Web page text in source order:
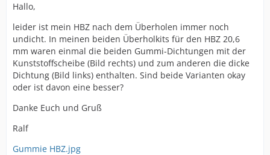
Hallo,
leider ist mein HBZ nach dem Überholen immer noch
undicht. In meinen beiden Überholkits für den HBZ 20,6
mm waren einmal die beiden Gummi-Dichtungen mit der
Kunststoffscheibe (Bild rechts) und zum anderen die dicke
Dichtung (Bild links) enthalten. Sind beide Varianten okay
oder ist davon eine besser?
Danke Euch und Gruß
Ralf
Gummie HBZ.jpg